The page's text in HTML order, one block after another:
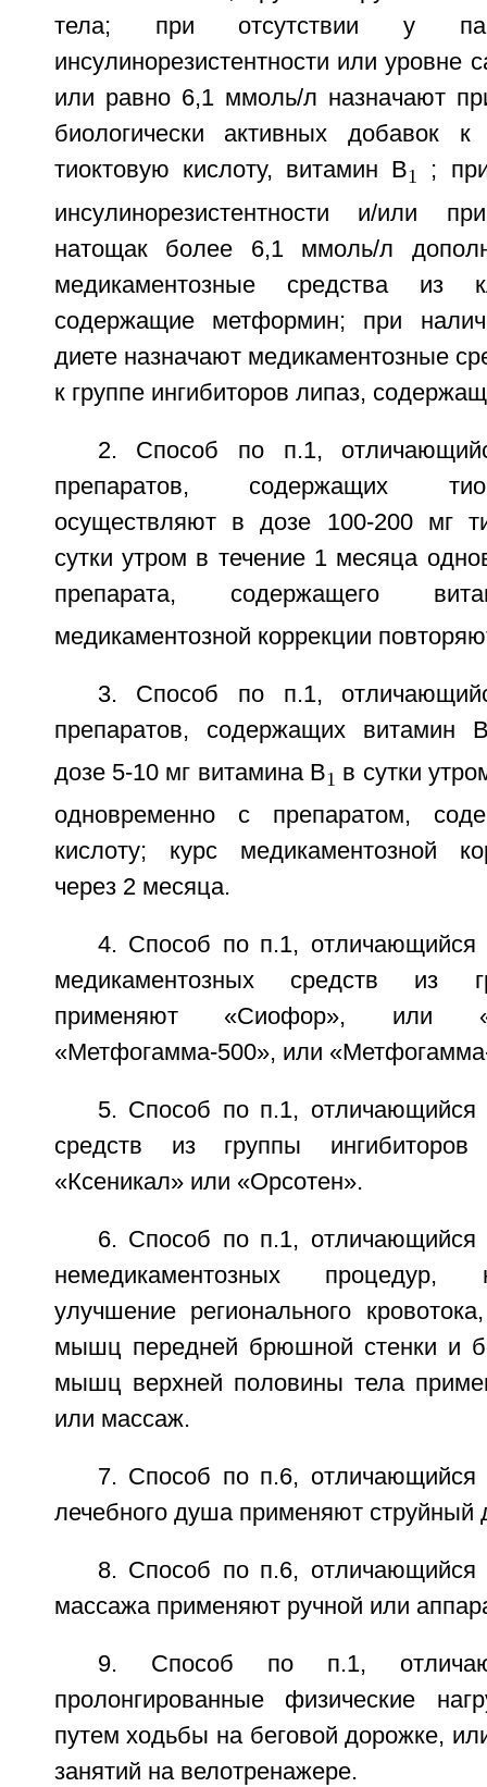
тела; при отсутствии у
инсулинорезистентности или уровне
или равно 6,1 ммоль/л назначают
биологически активных добавок
тиоктовую кислоту, витамин B1
;
инсулинорезистентности и/или
натощак более 6,1 ммоль/л
медикаментозные средства из
содержащие метформин; при
диете назначают медикаментозные
к группе ингибиторов липаз,
2. Способ по п.1,
препаратов, содержащих
осуществляют в дозе 100-200 мг
сутки утром в течение 1 месяца
препарата, содержащего
медикаментозной коррекции
3. Способ по п.1,
препаратов, содержащих витамин
дозе 5-10 мг витамина B1 в сутки
одновременно с препаратом,
кислоту; курс медикаментозной
через 2 месяца.
4. Способ по п.1, отличающийся
медикаментозных средств из
применяют «Сиофор», или
«Метфогамма-500», или
5. Способ по п.1, отличающийся
средств из группы
«Ксеникал» или «Орсотен».
6. Способ по п.1, отличающийся
немедикаментозных процедур,
улучшение регионального
мышц передней брюшной стенки и
мышц верхней половины тела
или массаж.
7. Способ по п.6, отличающийся
лечебного душа применяют струйный
8. Способ по п.6, отличающийся
массажа применяют ручной или
9. Способ по п.1,
пролонгированные физические
путем ходьбы на беговой дорожке,
занятий на велотренажере.